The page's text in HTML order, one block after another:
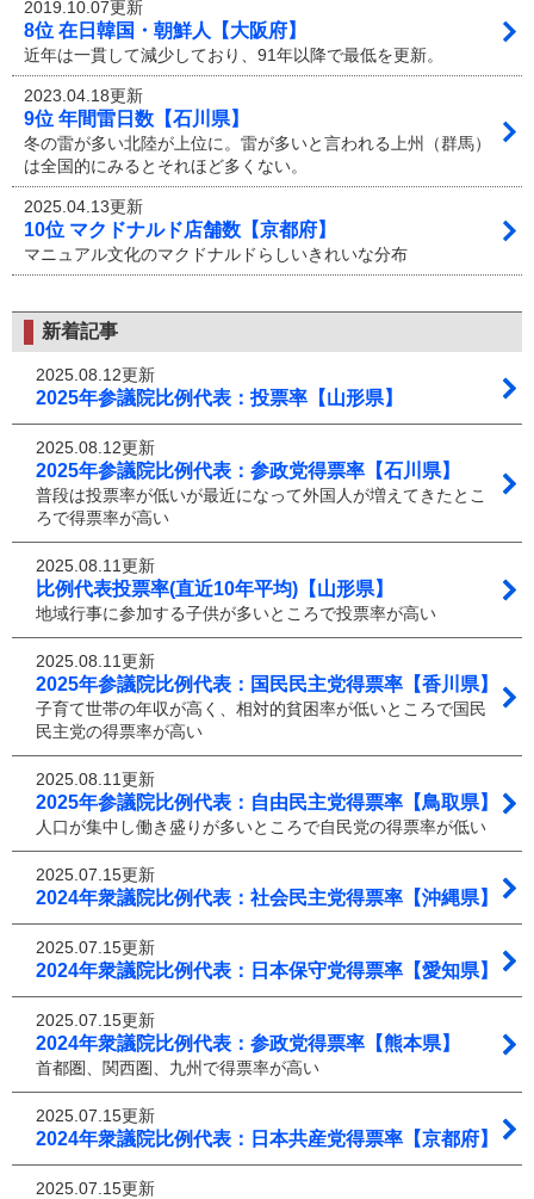
2019.10.07更新
8位 在日韓国・朝鮮人【大阪府】
近年は一貫して減少しており、91年以降で最低を更新。
2023.04.18更新
9位 年間雷日数【石川県】
冬の雷が多い北陸が上位に。雷が多いと言われる上州（群馬）
は全国的にみるとそれほど多くない。
2025.04.13更新
10位 マクドナルド店舗数【京都府】
マニュアル文化のマクドナルドらしいきれいな分布
新着記事
2025.08.12更新
2025年参議院比例代表：投票率【山形県】
2025.08.12更新
2025年参議院比例代表：参政党得票率【石川県】
普段は投票率が低いが最近になって外国人が増えてきたとこ
ろで得票率が高い
2025.08.11更新
比例代表投票率(直近10年平均)【山形県】
地域行事に参加する子供が多いところで投票率が高い
2025.08.11更新
2025年参議院比例代表：国民民主党得票率【香川県】
子育て世帯の年収が高く、相対的貧困率が低いところで国民
民主党の得票率が高い
2025.08.11更新
2025年参議院比例代表：自由民主党得票率【鳥取県】
人口が集中し働き盛りが多いところで自民党の得票率が低い
2025.07.15更新
2024年衆議院比例代表：社会民主党得票率【沖縄県】
2025.07.15更新
2024年衆議院比例代表：日本保守党得票率【愛知県】
2025.07.15更新
2024年衆議院比例代表：参政党得票率【熊本県】
首都圏、関西圏、九州で得票率が高い
2025.07.15更新
2024年衆議院比例代表：日本共産党得票率【京都府】
2025.07.15更新